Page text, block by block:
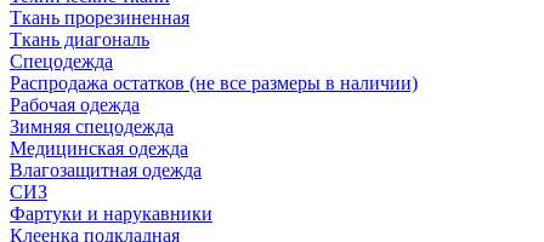
Ткань прорезиненная
Ткань диагональ
Спецодежда
Распродажа остатков (не все размеры в наличии)
Рабочая одежда
Зимняя спецодежда
Медицинская одежда
Влагозащитная одежда
СИЗ
Фартуки и нарукавники
Клеенка подкладная